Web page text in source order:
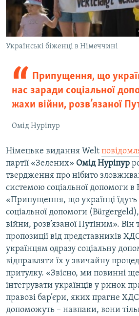
Українські біженці в Німеччині
Припущення, що
нас заради соціальної
жахи війни, розв’язаної
Омід Нуріпур
Німецьке видання Welt
партії «Зелених» Омід Нуріпур
твердження про нібито
системою соціальної допомоги в
«Припущення, що українці їдуть
соціальної допомоги
війни, розв’язаної Путіним».
пропозиції від представників
українцям одразу соціальну
відправляти їх у звичайну
притулку. «Звісно, ми повинні
інтегрувати українців у ринок
правові бар’єри, яких прагне
допоможуть – навпаки, вони